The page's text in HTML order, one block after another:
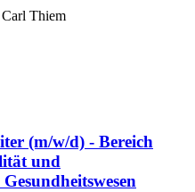
Thiem
(m/w/d) - Bereich
und